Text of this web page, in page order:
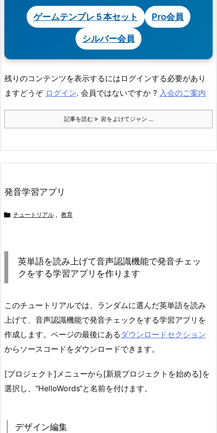
ゲームテンプレ５本セット Pro会員
シルバー会員
残りのコンテンツを表示するにはログインする必要があり
ますどうぞ ログイン. 会員ではないですか ? 入会のご案内
記事を読む 岩をよけてジャン ...
発音学習アプリ
 チュートリアル , 教育
英単語を読み上げて音声認識機能で発音チェッ
クをする学習アプリを作ります
このチュートリアルでは、ランダムに選んだ英単語を読み
上げて、音声認識機能で発音チェックをする学習アプリを
作成します。ページの最後にある ダウンロードセクション
からソースコードをダウンロードできます。
[プロジェクト]メニューから[新規プロジェクトを始める]を
選択し、"HelloWords“と名前を付けます。
デザイン編集